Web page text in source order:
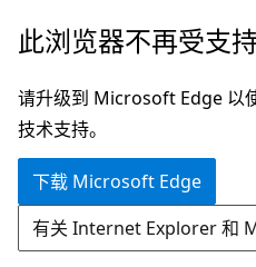
跳
主
要
内
此浏览器不再受支持
请升级到 Microsoft Edge 以
技术支持。
下载 Microsoft Edge
有关 Internet Explorer 和